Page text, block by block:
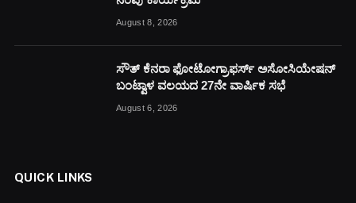
August 8, 2026
ಸೌತ್ ಕೆನರಾ ಫೋಟೋಗ್ರಾಫರ್ಸ್ ಅಸೋಸಿಯೇಷನ್
ಬಂಟ್ವಾಳ ವಲಯದ 27ನೇ ವಾರ್ಷಿಕ ಸಭೆ
August 6, 2026
QUICK LINKS